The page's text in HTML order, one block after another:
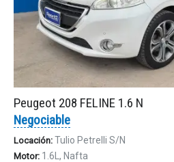
Peugeot 208 FELINE 1.6 N
Negociable
Locación: Tulio Petrelli S/N
Motor: 1.6L, Nafta